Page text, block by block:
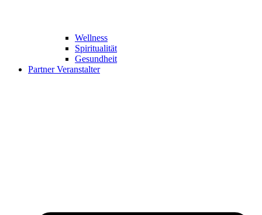
Wellness
Spiritualität
Gesundheit
Partner Veranstalter